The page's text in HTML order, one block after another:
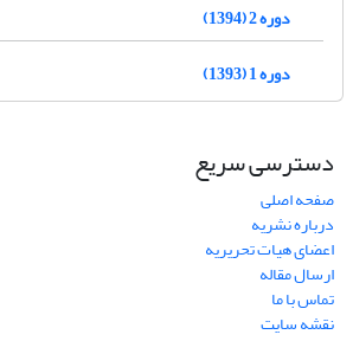
دوره 2 (1394)
دوره 1 (1393)
دسترسی سریع
صفحه اصلی
درباره نشریه
اعضای هیات تحریریه
ارسال مقاله
تماس با ما
نقشه سایت